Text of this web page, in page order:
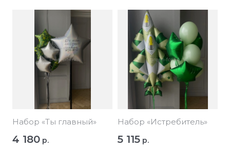
Набор «Ты главный»
4 180 р.
Набор «Истребитель»
5 115 р.